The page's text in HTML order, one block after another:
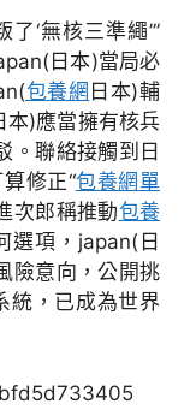
了‘無核三準繩’”
日本)當局必
包養網 日本)輔
本)應當擁有核兵
。聯絡接觸到日
修正“包養網單
次郎稱推動包養
選項，japan(日
險意向，公開挑
統，已成為世界